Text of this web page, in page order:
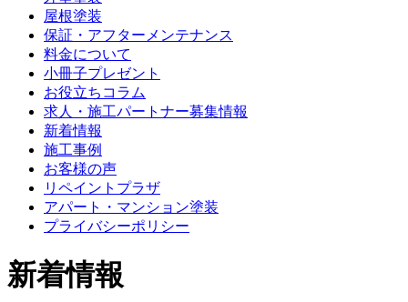
屋根塗装
保証・アフターメンテナンス
料金について
小冊子プレゼント
お役立ちコラム
求人・施工パートナー募集情報
新着情報
施工事例
お客様の声
リペイントプラザ
アパート・マンション塗装
プライバシーポリシー
新着情報